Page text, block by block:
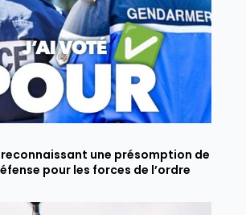
une présomption de
pour les forces de l’ordre